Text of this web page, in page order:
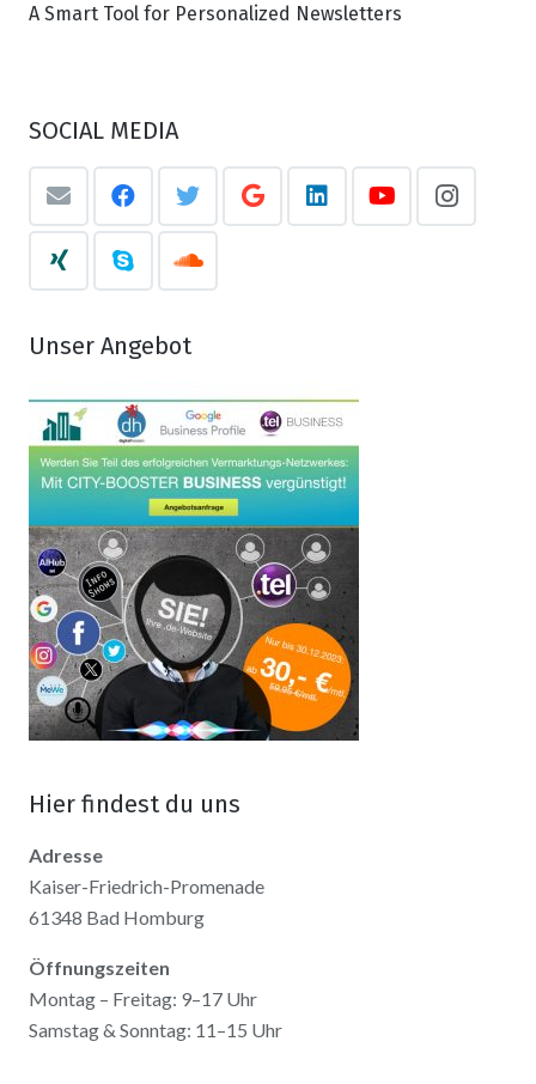
A Smart Tool for Personalized Newsletters
SOCIAL MEDIA
Unser Angebot
Hier findest du uns
Adresse
Kaiser-Friedrich-Promenade
61348 Bad Homburg
Öffnungszeiten
Montag – Freitag: 9–17 Uhr
Samstag & Sonntag: 11–15 Uhr